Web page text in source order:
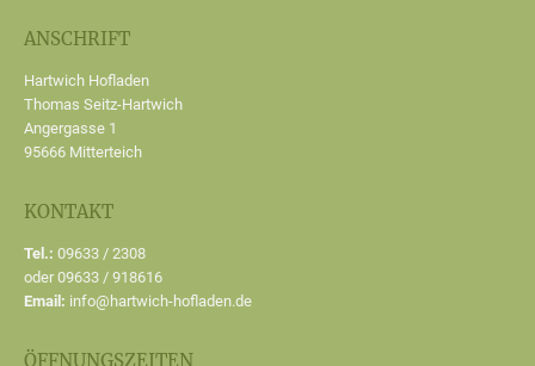
ANSCHRIFT
Hartwich Hofladen
Thomas Seitz-Hartwich
Angergasse 1
95666 Mitterteich
KONTAKT
Tel.: 09633 / 2308
oder 09633 / 918616
Email: info@hartwich-hofladen.de
ÖFFNUNGSZEITEN